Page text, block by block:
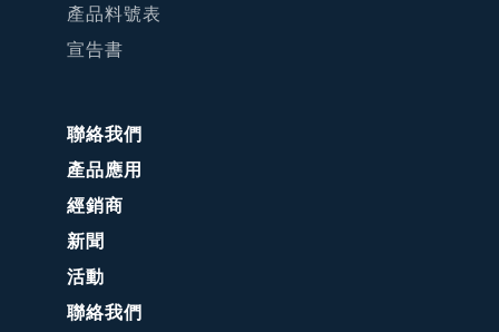
產品料號表
宣告書
聯絡我們
產品應用
經銷商
新聞
活動
聯絡我們